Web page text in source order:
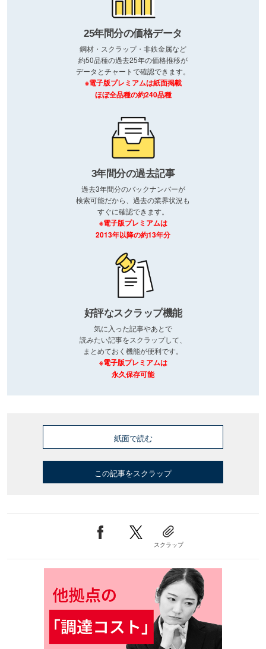
25年間分の価格データ
鋼材・スクラップ・非鉄金属など
約50品種の過去25年の価格推移が
データとチャートで確認できます。
※電子版プレミアムは紙面掲載
ほぼ全品種の約240品種
3年間分の過去記事
過去3年間分のバックナンバーが
検索可能だから、過去の業界状況も
すぐに確認できます。
※電子版プレミアムは
2013年以降の約13年分
好評なスクラップ機能
気に入った記事やあとで
読みたい記事をスクラップして、
まとめておく機能が便利です。
※電子版プレミアムは
永久保存可能
紙面で読む
この記事をスクラップ
スクラップ